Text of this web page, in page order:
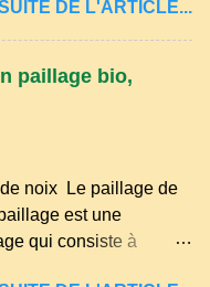
et dans
central . Il
des langues romanes
dialectes du nord-
des mots typiques
ou "aze"
désigner quelqu'un
DE L'ARTICLE...
paillage bio,
noix Le paillage de
est une
qui consiste à